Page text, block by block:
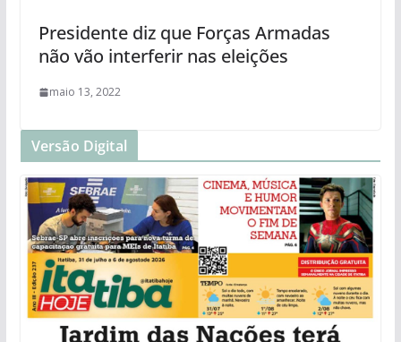
Presidente diz que Forças Armadas
não vão interferir nas eleições
maio 13, 2022
Versão Digital